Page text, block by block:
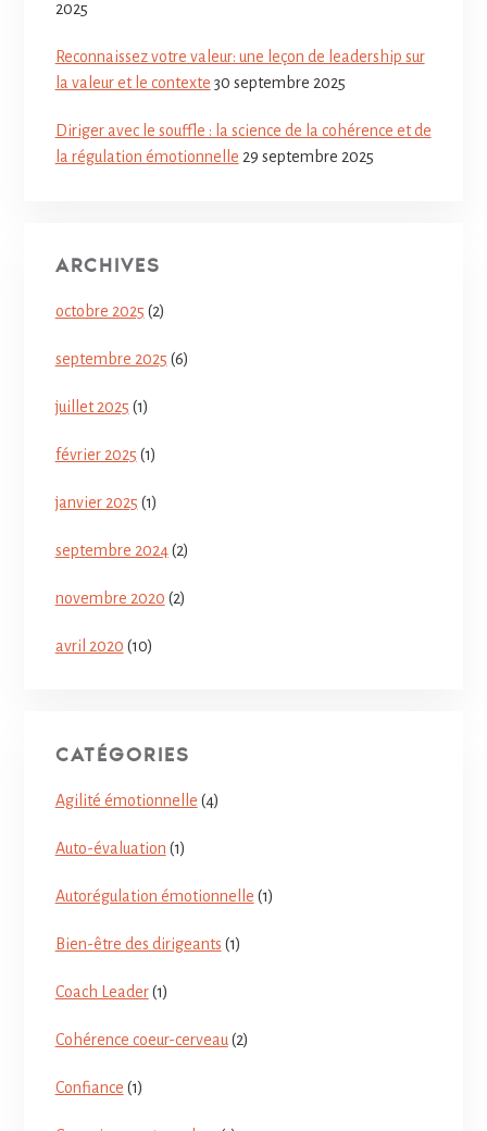
2025
Reconnaissez votre valeur: une leçon de leadership sur
la valeur et le contexte 30 septembre 2025
Diriger avec le souffle : la science de la cohérence et de
la régulation émotionnelle 29 septembre 2025
ARCHIVES
octobre 2025 (2)
septembre 2025 (6)
juillet 2025 (1)
février 2025 (1)
janvier 2025 (1)
septembre 2024(2)
novembre 2020 (2)
avril 2020 (10)
CATÉGORIES
Agilité émotionnelle (4)
Auto-évaluation (1)
Autorégulation émotionnelle (1)
Bien-être des dirigeants (1)
Coach Leader(1)
Cohérence coeur-cerveau (2)
Confiance (1)